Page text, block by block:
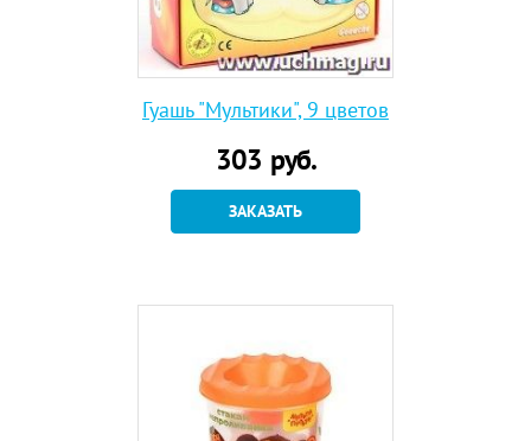
Гуашь "Мультики", 9 цветов
303 руб.
ЗАКАЗАТЬ